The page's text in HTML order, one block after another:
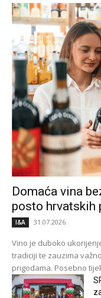
Domaća vina
posto hrvatskih
I&A 31.07.2026.
Vino je duboko
tradiciji te zauzima
prigodama. Posebno